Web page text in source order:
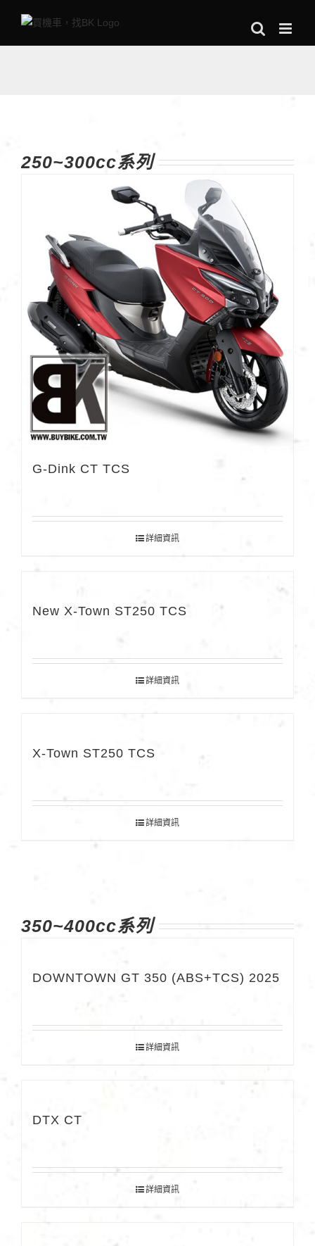
250~300cc系列
G-Dink CT TCS
詳細資訊
New X-Town ST250 TCS
詳細資訊
X-Town ST250 TCS
詳細資訊
350~400cc系列
DOWNTOWN GT 350 (ABS+TCS) 2025
詳細資訊
DTX CT
詳細資訊